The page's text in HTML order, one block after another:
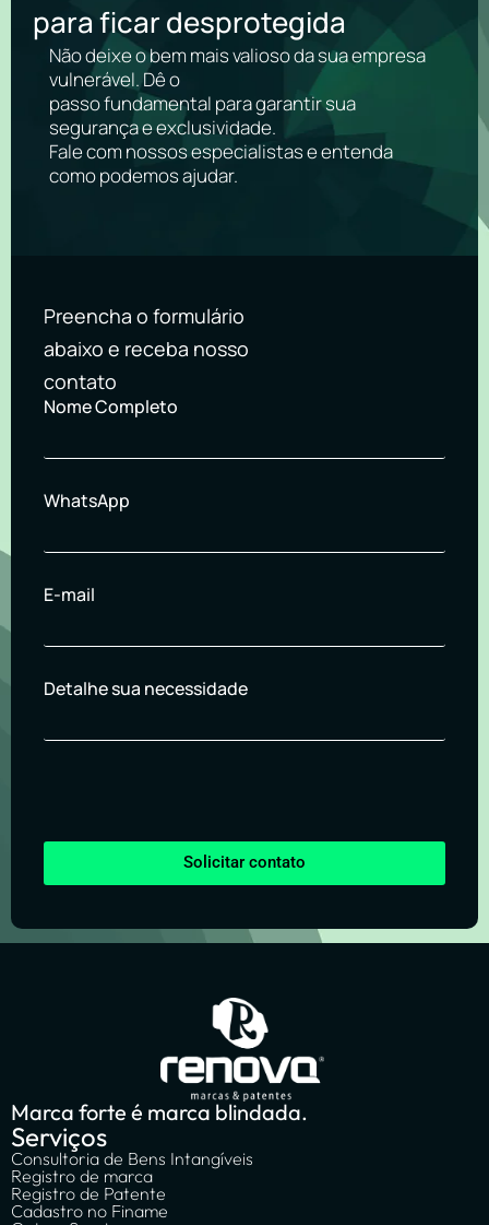
para ficar desprotegida
Não deixe o bem mais valioso da sua empresa
vulnerável. Dê o
passo fundamental para garantir sua
segurança e exclusividade.
Fale com nossos especialistas e entenda
como podemos ajudar.
Preencha o formulário
abaixo e receba nosso
contato
Nome Completo
WhatsApp
E-mail
Detalhe sua necessidade
Solicitar contato
Marca forte é marca blindada.
Serviços
Consultoria de Bens Intangíveis
Registro de marca
Registro de Patente
Cadastro no Finame